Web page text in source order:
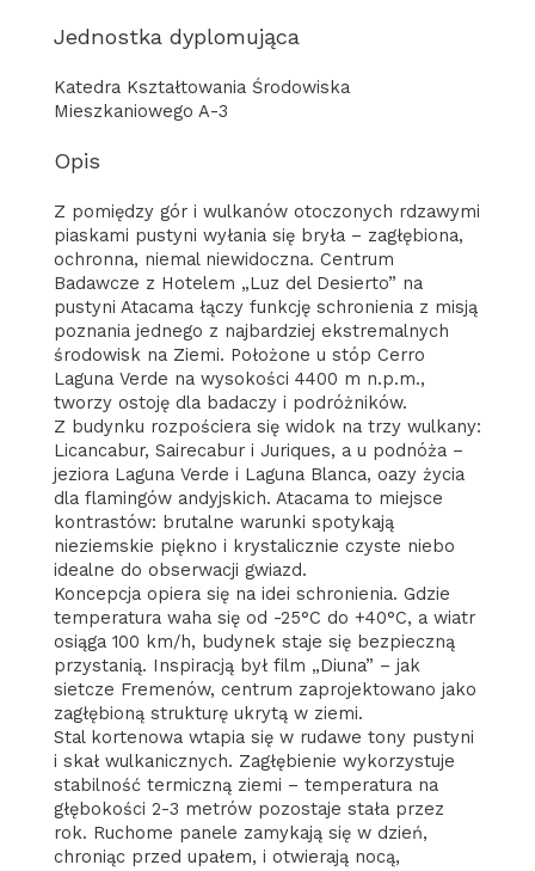
Jednostka dyplomująca
Katedra Kształtowania Środowiska
Mieszkaniowego A-3
Opis
Z pomiędzy gór i wulkanów otoczonych rdzawymi
piaskami pustyni wyłania się bryła – zagłębiona,
ochronna, niemal niewidoczna. Centrum
Badawcze z Hotelem „Luz del Desierto” na
pustyni Atacama łączy funkcję schronienia z misją
poznania jednego z najbardziej ekstremalnych
środowisk na Ziemi. Położone u stóp Cerro
Laguna Verde na wysokości 4400 m n.p.m.,
tworzy ostoję dla badaczy i podróżników.
Z budynku rozpościera się widok na trzy wulkany:
Licancabur, Sairecabur i Juriques, a u podnóża –
jeziora Laguna Verde i Laguna Blanca, oazy życia
dla flamingów andyjskich. Atacama to miejsce
kontrastów: brutalne warunki spotykają
nieziemskie piękno i krystalicznie czyste niebo
idealne do obserwacji gwiazd.
Koncepcja opiera się na idei schronienia. Gdzie
temperatura waha się od -25°C do +40°C, a wiatr
osiąga 100 km/h, budynek staje się bezpieczną
przystanią. Inspiracją był film „Diuna” – jak
sietcze Fremenów, centrum zaprojektowano jako
zagłębioną strukturę ukrytą w ziemi.
Stal kortenowa wtapia się w rudawe tony pustyni
i skał wulkanicznych. Zagłębienie wykorzystuje
stabilność termiczną ziemi – temperatura na
głębokości 2-3 metrów pozostaje stała przez
rok. Ruchome panele zamykają się w dzień,
chroniąc przed upałem, i otwierają nocą,